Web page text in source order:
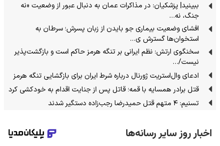
ببینید| پزشکیان: در مذاکرات عمان به دنبال عبور از وضعیت «نه
جنگ، نه…
افشای وضعیت بیماری جو بایدن از زبان پسرش؛ سرطان به
استخوان‌ها گسترش ی…
سخنگوی ارتش: نظم ایرانی بر تنگه هرمز حاکم است و بازگشت‌پذیر
نیست/…
ادعای وال‌استریت ژورنال درباره شرط ایران برای بازگشایی تنگه هرمز
قتل برادر همسایه با قمه؛ قاتل پس از جنایت اقدام به خودکشی کرد
تسنیم: ۴ متهم قتل حمیدرضا رجب‌زاده دستگیر شدند